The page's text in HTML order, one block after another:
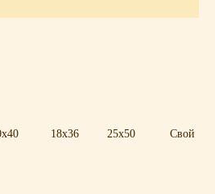
18x36 25x50 Свой